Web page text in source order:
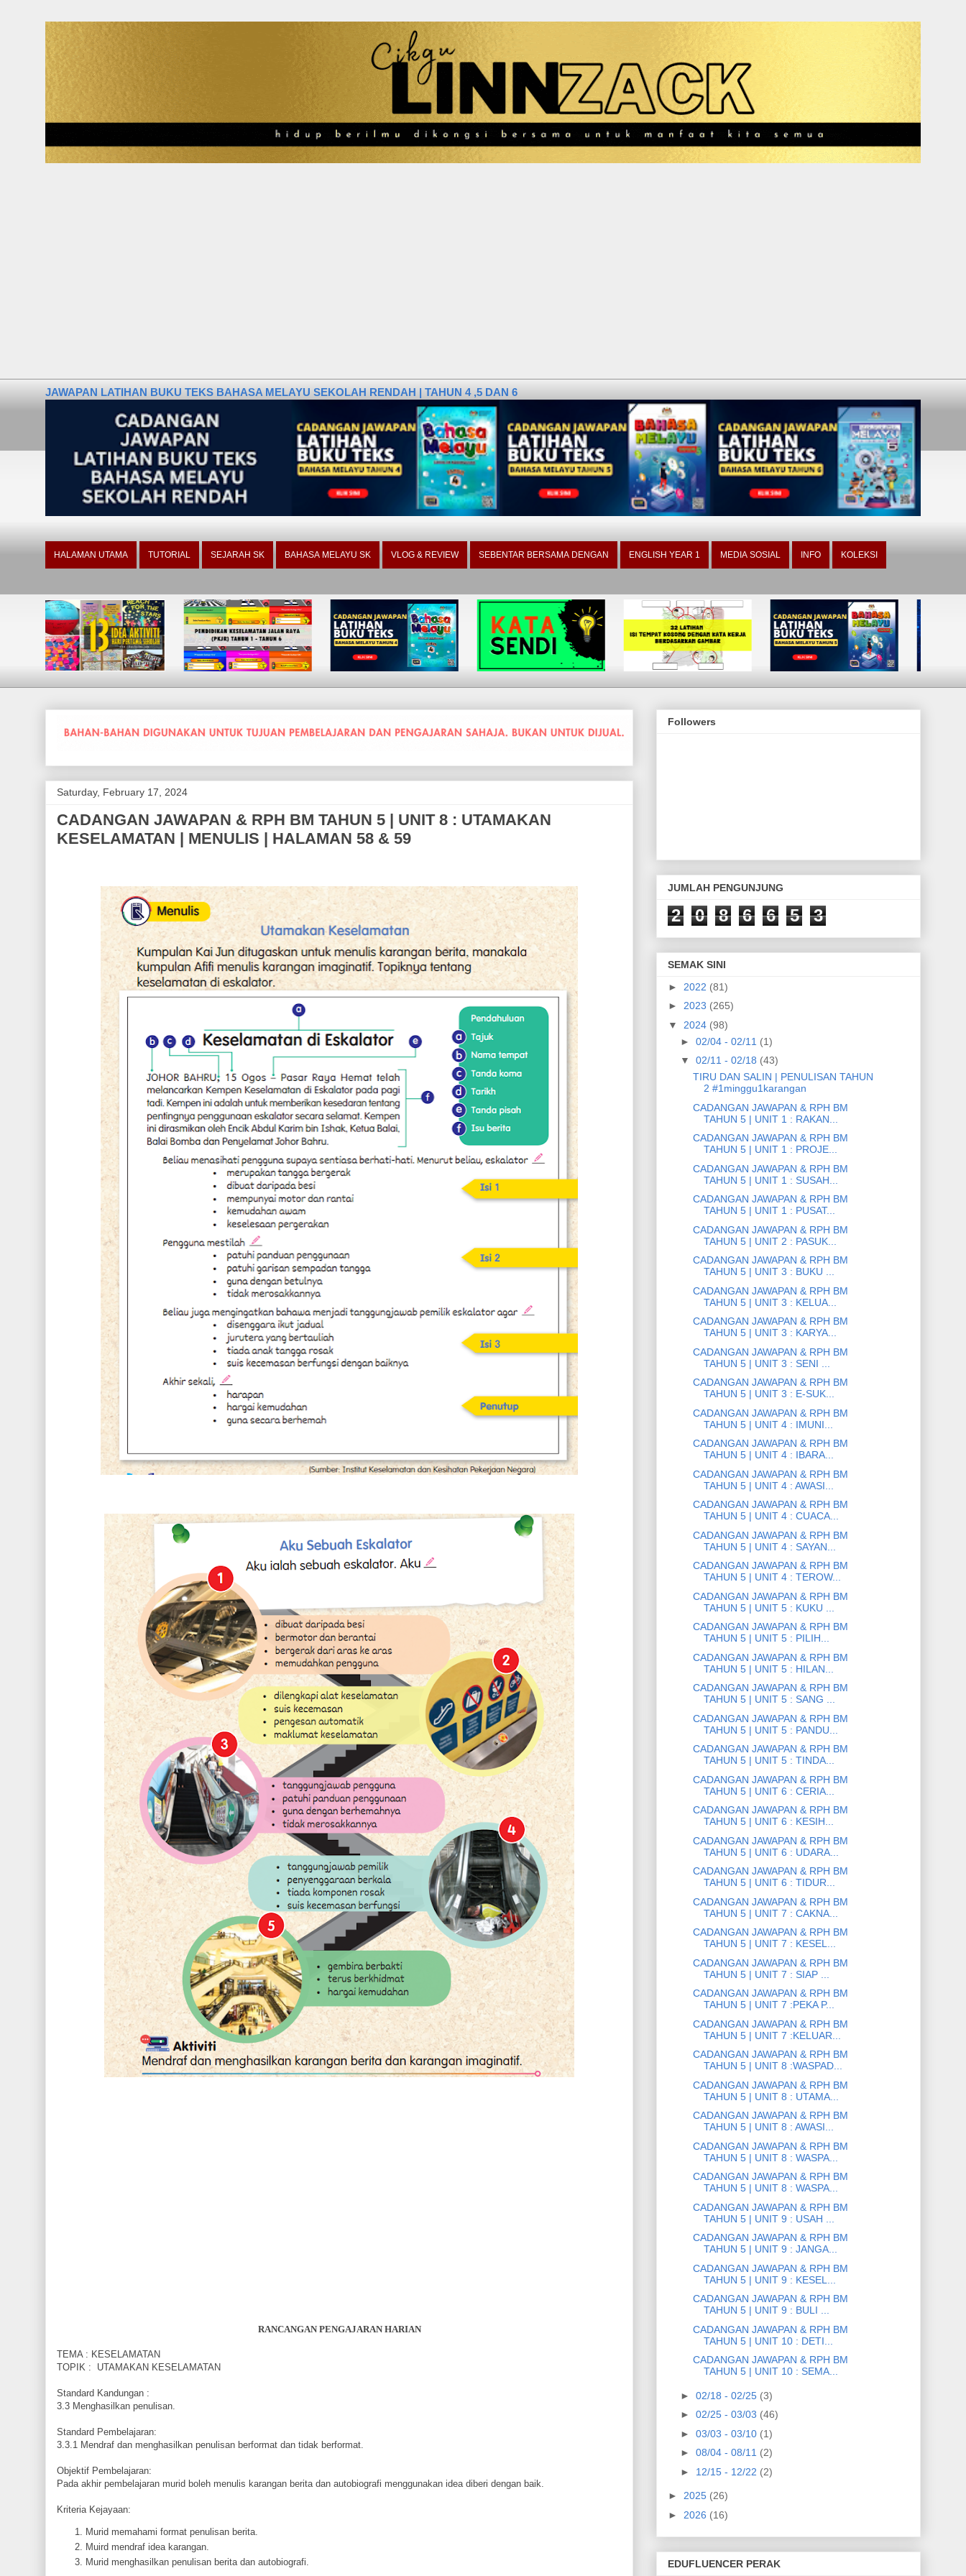
JAWAPAN LATIHAN BUKU TEKS BAHASA MELAYU SEKOLAH RENDAH | TAHUN 4 ,5 DAN 6
HALAMAN UTAMA TUTORIAL SEJARAH SK BAHASA MELAYU SK VLOG & REVIEW SEBENTAR BERSAMA DENGAN ENGLISH YEAR 1 MEDIA SOSIAL INFO KOLEKSI
Saturday, February 17, 2024
CADANGAN JAWAPAN & RPH BM TAHUN 5 | UNIT 8 : UTAMAKAN
KESELAMATAN | MENULIS | HALAMAN 58 & 59
RANCANGAN PENGAJARAN HARIAN
TEMA : KESELAMATAN
TOPIK : UTAMAKAN KESELAMATAN
Standard Kandungan :
3.3 Menghasilkan penulisan.
Standard Pembelajaran:
3.3.1 Mendraf dan menghasilkan penulisan berformat dan tidak berformat.
Objektif Pembelajaran:
Pada akhir pembelajaran murid boleh menulis karangan berita dan autobiografi menggunakan idea diberi dengan baik.
Kriteria Kejayaan:
Murid memahami format penulisan berita.
Muird mendraf idea karangan.
Murid menghasilkan penulisan berita dan autobiografi.
Followers
JUMLAH PENGUNJUNG
2 0 8 6 6 5 3
SEMAK SINI
► 2022 (81)
► 2023 (265)
▼ 2024 (98)
► 02/04 - 02/11 (1)
▼ 02/11 - 02/18 (43)
TIRU DAN SALIN | PENULISAN TAHUN
2 #1minggu1karangan
CADANGAN JAWAPAN & RPH BM
TAHUN 5 | UNIT 1 : RAKAN...
CADANGAN JAWAPAN & RPH BM
TAHUN 5 | UNIT 1 : PROJE...
CADANGAN JAWAPAN & RPH BM
TAHUN 5 | UNIT 1 : SUSAH...
CADANGAN JAWAPAN & RPH BM
TAHUN 5 | UNIT 1 : PUSAT...
CADANGAN JAWAPAN & RPH BM
TAHUN 5 | UNIT 2 : PASUK...
CADANGAN JAWAPAN & RPH BM
TAHUN 5 | UNIT 3 : BUKU ...
CADANGAN JAWAPAN & RPH BM
TAHUN 5 | UNIT 3 : KELUA...
CADANGAN JAWAPAN & RPH BM
TAHUN 5 | UNIT 3 : KARYA...
CADANGAN JAWAPAN & RPH BM
TAHUN 5 | UNIT 3 : SENI ...
CADANGAN JAWAPAN & RPH BM
TAHUN 5 | UNIT 3 : E-SUK...
CADANGAN JAWAPAN & RPH BM
TAHUN 5 | UNIT 4 : IMUNI...
CADANGAN JAWAPAN & RPH BM
TAHUN 5 | UNIT 4 : IBARA...
CADANGAN JAWAPAN & RPH BM
TAHUN 5 | UNIT 4 : AWASI...
CADANGAN JAWAPAN & RPH BM
TAHUN 5 | UNIT 4 : CUACA...
CADANGAN JAWAPAN & RPH BM
TAHUN 5 | UNIT 4 : SAYAN...
CADANGAN JAWAPAN & RPH BM
TAHUN 5 | UNIT 4 : TEROW...
CADANGAN JAWAPAN & RPH BM
TAHUN 5 | UNIT 5 : KUKU ...
CADANGAN JAWAPAN & RPH BM
TAHUN 5 | UNIT 5 : PILIH...
CADANGAN JAWAPAN & RPH BM
TAHUN 5 | UNIT 5 : HILAN...
CADANGAN JAWAPAN & RPH BM
TAHUN 5 | UNIT 5 : SANG ...
CADANGAN JAWAPAN & RPH BM
TAHUN 5 | UNIT 5 : PANDU...
CADANGAN JAWAPAN & RPH BM
TAHUN 5 | UNIT 5 : TINDA...
CADANGAN JAWAPAN & RPH BM
TAHUN 5 | UNIT 6 : CERIA...
CADANGAN JAWAPAN & RPH BM
TAHUN 5 | UNIT 6 : KESIH...
CADANGAN JAWAPAN & RPH BM
TAHUN 5 | UNIT 6 : UDARA...
CADANGAN JAWAPAN & RPH BM
TAHUN 5 | UNIT 6 : TIDUR...
CADANGAN JAWAPAN & RPH BM
TAHUN 5 | UNIT 7 : CAKNA...
CADANGAN JAWAPAN & RPH BM
TAHUN 5 | UNIT 7 : KESEL...
CADANGAN JAWAPAN & RPH BM
TAHUN 5 | UNIT 7 : SIAP ...
CADANGAN JAWAPAN & RPH BM
TAHUN 5 | UNIT 7 :PEKA P...
CADANGAN JAWAPAN & RPH BM
TAHUN 5 | UNIT 7 :KELUAR...
CADANGAN JAWAPAN & RPH BM
TAHUN 5 | UNIT 8 :WASPAD...
CADANGAN JAWAPAN & RPH BM
TAHUN 5 | UNIT 8 : UTAMA...
CADANGAN JAWAPAN & RPH BM
TAHUN 5 | UNIT 8 : AWASI...
CADANGAN JAWAPAN & RPH BM
TAHUN 5 | UNIT 8 : WASPA...
CADANGAN JAWAPAN & RPH BM
TAHUN 5 | UNIT 8 : WASPA...
CADANGAN JAWAPAN & RPH BM
TAHUN 5 | UNIT 9 : USAH ...
CADANGAN JAWAPAN & RPH BM
TAHUN 5 | UNIT 9 : JANGA...
CADANGAN JAWAPAN & RPH BM
TAHUN 5 | UNIT 9 : KESEL...
CADANGAN JAWAPAN & RPH BM
TAHUN 5 | UNIT 9 : BULI ...
CADANGAN JAWAPAN & RPH BM
TAHUN 5 | UNIT 10 : DETI...
CADANGAN JAWAPAN & RPH BM
TAHUN 5 | UNIT 10 : SEMA...
► 02/18 - 02/25 (3)
► 02/25 - 03/03 (46)
► 03/03 - 03/10 (1)
► 08/04 - 08/11 (2)
► 12/15 - 12/22 (2)
► 2025 (26)
► 2026 (16)
EDUFLUENCER PERAK